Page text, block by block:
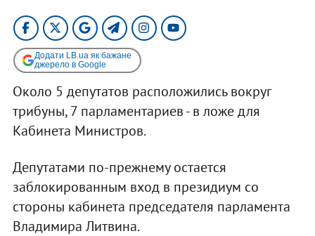
Додати LB.ua як бажане
джерело в Google
Около 5 депутатов расположились вокруг
трибуны, 7 парламентариев - в ложе для
Кабинета Министров.
Депутатами по-прежнему остается
заблокированным вход в президиум со
стороны кабинета председателя парламента
Владимира Литвина.